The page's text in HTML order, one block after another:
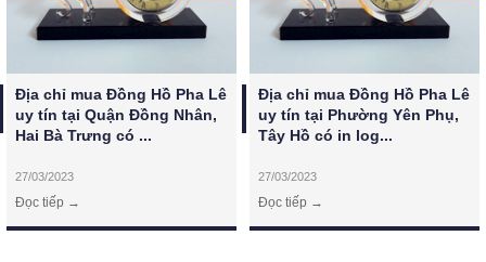
Địa chỉ mua Đồng Hồ Pha Lê
uy tín tại Quận Đồng Nhân,
Hai Bà Trưng có ...
27/03/2023
Đọc tiếp →
Địa chỉ mua Đồng Hồ Pha Lê
uy tín tại Phường Yên Phụ,
Tây Hồ có in log...
27/03/2023
Đọc tiếp →